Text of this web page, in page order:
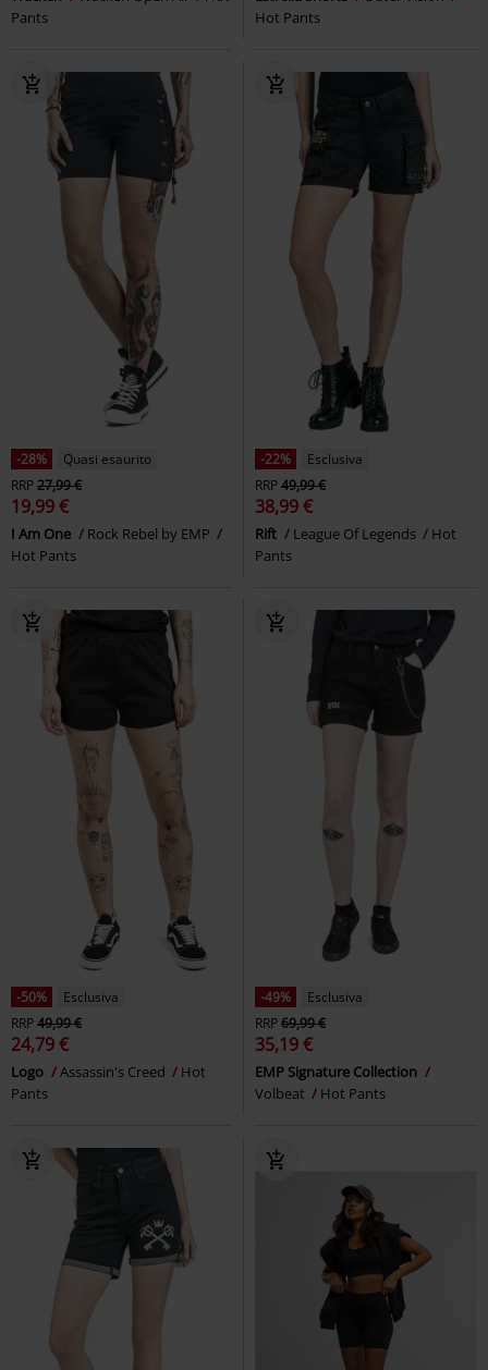
Pants
Hot Pants
-28%
Quasi esaurito
RRP27,99 €
19,99 €
I Am One
Rock Rebel by EMP
Hot Pants
-22%
Esclusiva
RRP49,99 €
38,99 €
Rift League Of Legends
Hot
Pants
-50%
Esclusiva
RRP49,99 €
24,79 €
Logo Assassin's Creed
Hot
Pants
-49%
Esclusiva
RRP69,99 €
35,19 €
EMP Signature Collection
Volbeat
Hot Pants